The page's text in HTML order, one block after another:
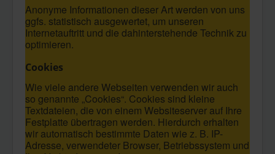
Anonyme Informationen dieser Art werden von uns
ggfs. statistisch ausgewertet, um unseren
Internetauftritt und die dahinterstehende Technik zu
optimieren.
Cookies
Wie viele andere Webseiten verwenden wir auch
so genannte „Cookies“. Cookies sind kleine
Textdateien, die von einem Websiteserver auf Ihre
Festplatte übertragen werden. Hierdurch erhalten
wir automatisch bestimmte Daten wie z. B. IP-
Adresse, verwendeter Browser, Betriebssystem und